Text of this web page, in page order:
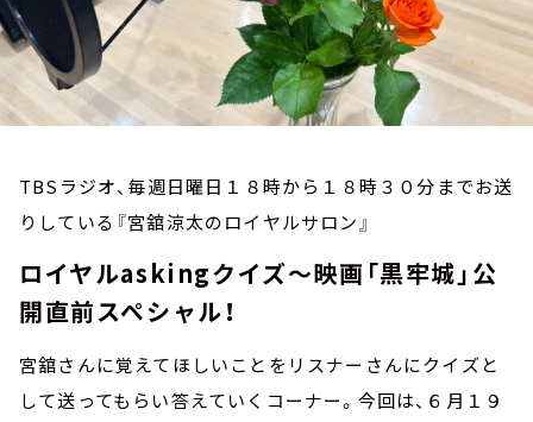
TBSラジオ、毎週日曜日１８時から１８時３０分までお送
りしている『宮舘涼太のロイヤルサロン』
ロイヤルaskingクイズ～映画「黒牢城」公
開直前スペシャル！
宮舘さんに覚えてほしいことをリスナーさんにクイズと
して送ってもらい答えていくコーナー。今回は、６月１９